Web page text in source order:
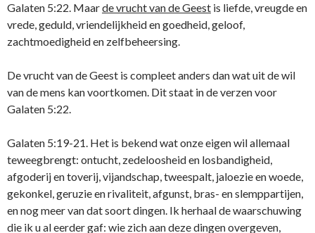
Galaten 5:22. Maarde vrucht van de Geest is liefde, vreugde en
vrede, geduld, vriendelijkheid en goedheid, geloof,
zachtmoedigheid en zelfbeheersing.
De vrucht van de Geest is compleet anders dan wat uit de wil
van de mens kan voortkomen. Dit staat in de verzen voor
Galaten 5:22.
Galaten 5:19-21. Het is bekend wat onze eigen wil allemaal
teweegbrengt: ontucht, zedeloosheid en losbandigheid,
afgoderij en toverij, vijandschap, tweespalt, jaloezie en woede,
gekonkel, geruzie en rivaliteit, afgunst, bras- en slemppartijen,
en nog meer van dat soort dingen. Ik herhaal de waarschuwing
die ik u al eerder gaf: wie zich aan deze dingen overgeven,